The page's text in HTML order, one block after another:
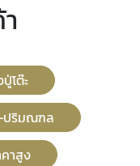
โต๊ะ
-ปริมณฑล
คาสูง